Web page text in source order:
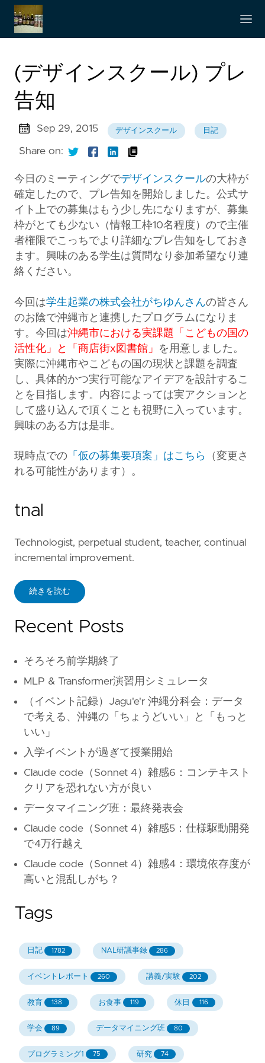
(デザインスクール) プレ
告知
Sep 29, 2015 デザインスクール 日記
Share on:
今日のミーティングでデザインスクールの大枠が
確定したので、プレ告知を開始しました。公式サ
イト上での募集はもう少し先になりますが、募集
枠がとても少ない（情報工枠10名程度）ので主催
者権限でこっちでより詳細なプレ告知をしておき
ます。興味のある学生は質問なり参加希望なり連
絡ください。
今回は学生起業の株式会社がちゆんさんの皆さん
のお陰で沖縄市と連携したプログラムになりま
す。今回は沖縄市における実課題「こどもの国の
活性化」と「商店街x図書館」
を用意しました。
実際に沖縄市やこどもの国の現状と課題を調査
し、具体的かつ実行可能なアイデアを設計するこ
とを目指します。 内容によっては実アクションと
して盛り込んで頂く ことも視野に入っています。
興味のある方は是非。
現時点での 「仮の募集要項案」はこちら
（変更さ
れる可能性があります）。
tnal
Technologist, perpetual student, teacher, continual
incremental improvement.
続きを読む
Recent Posts
そろそろ前学期終了
MLP & Transformer演習用シミュレータ
（イベント記録）Jagu'e'r 沖縄分科会：データ
で考える、沖縄の「ちょうどいい」と「もっと
いい」
入学イベントが過ぎて授業開始
Claude code（Sonnet 4）雑感6：コンテキスト
クリアを恐れない方が良い
データマイニング班：最終発表会
Claude code（Sonnet 4）雑感5：仕様駆動開発
で4万行越え
Claude code（Sonnet 4）雑感4：環境依存度が
高いと混乱しがち？
Tags
日記 1782 NAL研議事録 286
イベントレポート 260 講義/実験 202
教育 138 お食事 119 休日 116
学会 89 データマイニング班 80
プログラミング1 75 研究 74